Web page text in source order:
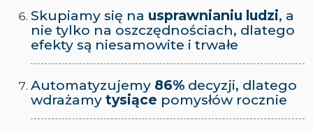
Skupiamy się na usprawnianiu ludzi, a
nie tylko na oszczędnościach, dlatego
efekty są niesamowite i trwałe
Automatyzujemy 86% decyzji, dlatego
wdrażamy tysiące pomysłów rocznie